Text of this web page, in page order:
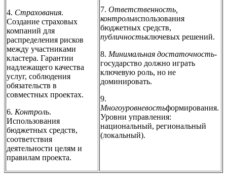
4. Страхования.
Создание страховых
компаний для
распределения рисков
между участниками
кластера. Гарантии
надлежащего качества
услуг, соблюдения
обязательств в
совместных проектах.
6. Контроль.
Использования
бюджетных средств,
соответствия
деятельности целям и
правилам проекта.
7. Ответственность,
контрольиспользования
бюджетных средств,
публичностьключевых решений.
8. Минимальная достаточность-
государство должно играть
ключевую роль, но не
доминировать.
9.
Многоуровневостьформирования.
Уровни управления:
национальный, региональный
(локальный).